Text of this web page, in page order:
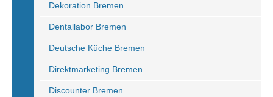
Dekoration Bremen
Dentallabor Bremen
Deutsche Küche Bremen
Direktmarketing Bremen
Discounter Bremen